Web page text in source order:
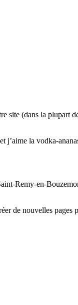
site (dans la plupart
j’aime la vodka-
Remy-en-
de nouvelles